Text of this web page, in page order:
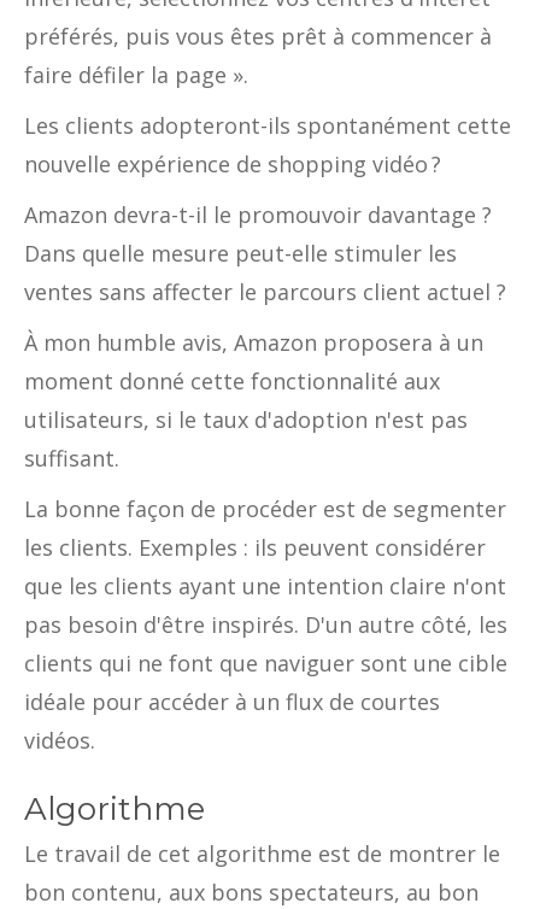
préférés, puis vous êtes prêt à commencer à
faire défiler la page ».
Les clients adopteront-ils spontanément cette
nouvelle expérience de shopping vidéo ?
Amazon devra-t-il le promouvoir davantage ?
Dans quelle mesure peut-elle stimuler les
ventes sans affecter le parcours client actuel ?
À mon humble avis, Amazon proposera à un
moment donné cette fonctionnalité aux
utilisateurs, si le taux d'adoption n'est pas
suffisant.
La bonne façon de procéder est de segmenter
les clients. Exemples : ils peuvent considérer
que les clients ayant une intention claire n'ont
pas besoin d'être inspirés. D'un autre côté, les
clients qui ne font que naviguer sont une cible
idéale pour accéder à un flux de courtes
vidéos.
Algorithme
Le travail de cet algorithme est de montrer le
bon contenu, aux bons spectateurs, au bon